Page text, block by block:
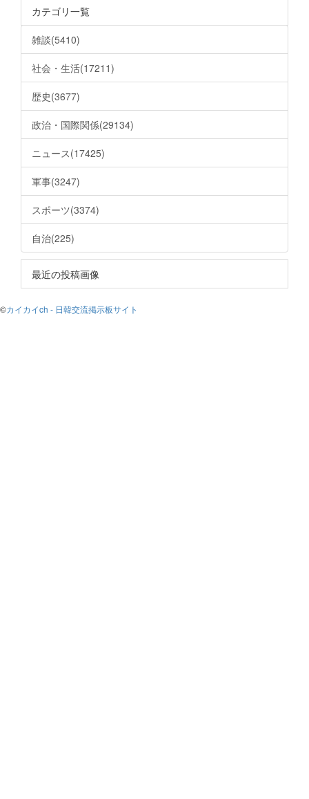
カテゴリ一覧
雑談(5410)
社会・生活(17211)
歴史(3677)
政治・国際関係(29134)
ニュース(17425)
軍事(3247)
スポーツ(3374)
自治(225)
最近の投稿画像
©カイカイch - 日韓交流掲示板サイト